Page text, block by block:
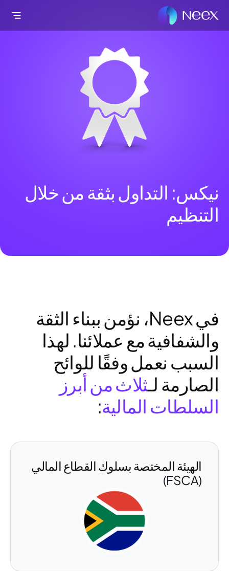
نيكس: التداول بثقة من خلال
التنظيم
في Neex، نؤمن ببناء الثقة
والشفافية مع عملائنا. لهذا
السبب نعمل وفقًا للوائح
الصارمة لـثلاث من أبرز
السلطات المالية:
الهيئة المختصة بسلوك القطاع المالي
(FSCA)